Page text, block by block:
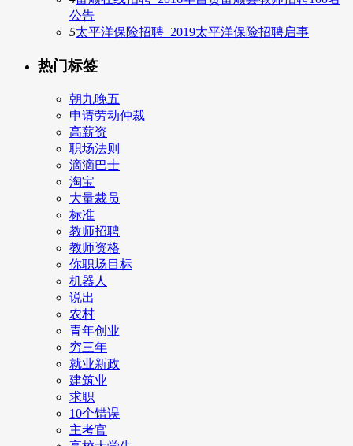
公告
5太平洋保险招聘_2019太平洋保险招聘启事
热门标签
朝九晚五
申请劳动仲裁
高薪资
职场法则
滴滴巴士
淘宝
大量裁员
标准
教师招聘
教师资格
你职场目标
机器人
说出
农村
青年创业
穷三年
就业新政
建筑业
求职
10个错误
主考官